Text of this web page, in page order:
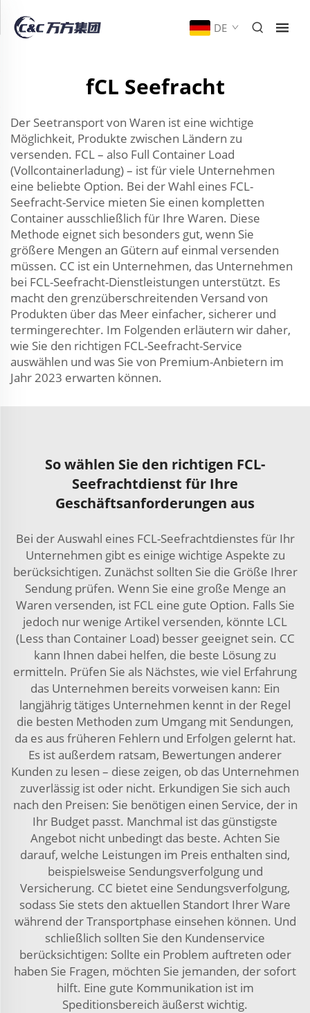
DE
fCL Seefracht
Der Seetransport von Waren ist eine wichtige
Möglichkeit, Produkte zwischen Ländern zu
versenden. FCL – also Full Container Load
(Vollcontainerladung) – ist für viele Unternehmen
eine beliebte Option. Bei der Wahl eines FCL-
Seefracht-Service mieten Sie einen kompletten
Container ausschließlich für Ihre Waren. Diese
Methode eignet sich besonders gut, wenn Sie
größere Mengen an Gütern auf einmal versenden
müssen. CC ist ein Unternehmen, das Unternehmen
bei FCL-Seefracht-Dienstleistungen unterstützt. Es
macht den grenzüberschreitenden Versand von
Produkten über das Meer einfacher, sicherer und
termingerechter. Im Folgenden erläutern wir daher,
wie Sie den richtigen FCL-Seefracht-Service
auswählen und was Sie von Premium-Anbietern im
Jahr 2023 erwarten können.
So wählen Sie den richtigen FCL-
Seefrachtdienst für Ihre
Geschäftsanforderungen aus
Bei der Auswahl eines FCL-Seefrachtdienstes für Ihr
Unternehmen gibt es einige wichtige Aspekte zu
berücksichtigen. Zunächst sollten Sie die Größe Ihrer
Sendung prüfen. Wenn Sie eine große Menge an
Waren versenden, ist FCL eine gute Option. Falls Sie
jedoch nur wenige Artikel versenden, könnte LCL
(Less than Container Load) besser geeignet sein. CC
kann Ihnen dabei helfen, die beste Lösung zu
ermitteln. Prüfen Sie als Nächstes, wie viel Erfahrung
das Unternehmen bereits vorweisen kann: Ein
langjährig tätiges Unternehmen kennt in der Regel
die besten Methoden zum Umgang mit Sendungen,
da es aus früheren Fehlern und Erfolgen gelernt hat.
Es ist außerdem ratsam, Bewertungen anderer
Kunden zu lesen – diese zeigen, ob das Unternehmen
zuverlässig ist oder nicht. Erkundigen Sie sich auch
nach den Preisen: Sie benötigen einen Service, der in
Ihr Budget passt. Manchmal ist das günstigste
Angebot nicht unbedingt das beste. Achten Sie
darauf, welche Leistungen im Preis enthalten sind,
beispielsweise Sendungsverfolgung und
Versicherung. CC bietet eine Sendungsverfolgung,
sodass Sie stets den aktuellen Standort Ihrer Ware
während der Transportphase einsehen können. Und
schließlich sollten Sie den Kundenservice
berücksichtigen: Sollte ein Problem auftreten oder
haben Sie Fragen, möchten Sie jemanden, der sofort
hilft. Eine gute Kommunikation ist im
Speditionsbereich äußerst wichtig.